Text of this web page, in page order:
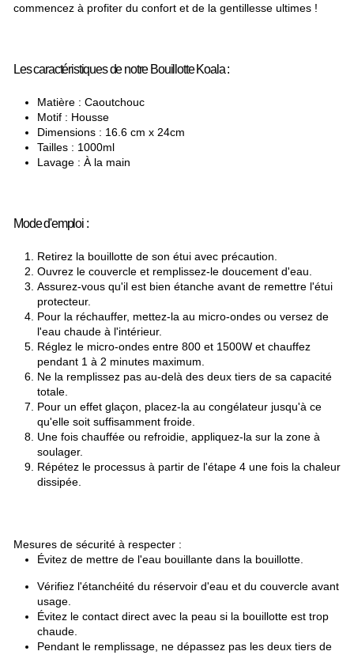
commencez à profiter du confort et de la gentillesse ultimes !
Les caractéristiques de notre Bouillotte Koala :
Matière : Caoutchouc
Motif : Housse
Dimensions : 16.6 cm x 24cm
Tailles : 1000ml
Lavage : À la main
Mode d'emploi :
Retirez la bouillotte de son étui avec précaution.
Ouvrez le couvercle et remplissez-le doucement d'eau.
Assurez-vous qu'il est bien étanche avant de remettre l'étui
protecteur.
Pour la réchauffer, mettez-la au micro-ondes ou versez de
l'eau chaude à l'intérieur.
Réglez le micro-ondes entre 800 et 1500W et chauffez
pendant 1 à 2 minutes maximum.
Ne la remplissez pas au-delà des deux tiers de sa capacité
totale.
Pour un effet glaçon, placez-la au congélateur jusqu'à ce
qu'elle soit suffisamment froide.
Une fois chauffée ou refroidie, appliquez-la sur la zone à
soulager.
Répétez le processus à partir de l'étape 4 une fois la chaleur
dissipée.
Mesures de sécurité à respecter :
Évitez de mettre de l'eau bouillante dans la bouillotte.
Vérifiez l'étanchéité du réservoir d'eau et du couvercle avant
usage.
Évitez le contact direct avec la peau si la bouillotte est trop
chaude.
Pendant le remplissage, ne dépassez pas les deux tiers de